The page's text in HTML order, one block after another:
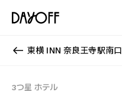
東横 INN 奈良王寺駅南口
3つ星 ホテル